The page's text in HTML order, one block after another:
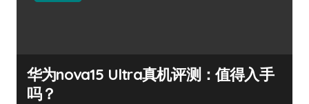
华为nova15 Ultra真机评测：值得入手
吗？